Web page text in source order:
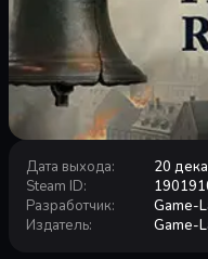
Дата выхода:
20
Steam ID:
Разработчик:
Game-
Издатель: Game-